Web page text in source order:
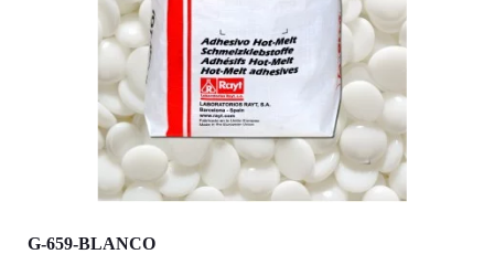
G-659-BLANCO